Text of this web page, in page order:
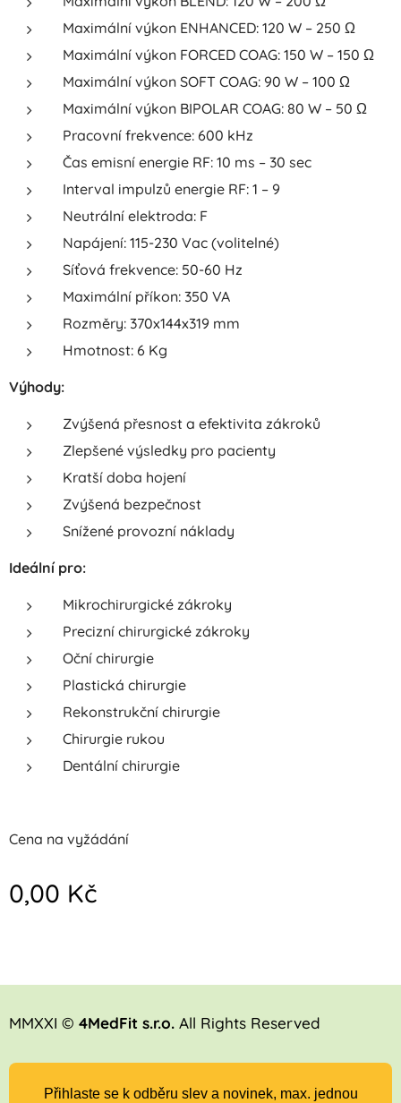
Maximální výkon ENHANCED: 120 W – 250 Ω
Maximální výkon FORCED COAG: 150 W – 150 Ω
Maximální výkon SOFT COAG: 90 W – 100 Ω
Maximální výkon BIPOLAR COAG: 80 W – 50 Ω
Pracovní frekvence: 600 kHz
Čas emisní energie RF: 10 ms – 30 sec
Interval impulzů energie RF: 1 – 9
Neutrální elektroda: F
Napájení: 115-230 Vac (volitelné)
Síťová frekvence: 50-60 Hz
Maximální příkon: 350 VA
Rozměry: 370x144x319 mm
Hmotnost: 6 Kg
Výhody:
Zvýšená přesnost a efektivita zákroků
Zlepšené výsledky pro pacienty
Kratší doba hojení
Zvýšená bezpečnost
Snížené provozní náklady
Ideální pro:
Mikrochirurgické zákroky
Precizní chirurgické zákroky
Oční chirurgie
Plastická chirurgie
Rekonstrukční chirurgie
Chirurgie rukou
Dentální chirurgie
Cena na vyžádání
0,00 Kč
MMXXI © 4MedFit s.r.o. All Rights Reserved
Přihlaste se k odběru slev a novinek, max. jednou